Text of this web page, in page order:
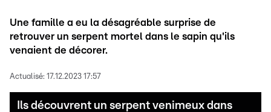
Une famille a eu la désagréable surprise de
retrouver un serpent mortel dans le sapin qu'ils
venaient de décorer.
Actualisé: 17.12.2023 17:57
Ils découvrent un serpent venimeux dans